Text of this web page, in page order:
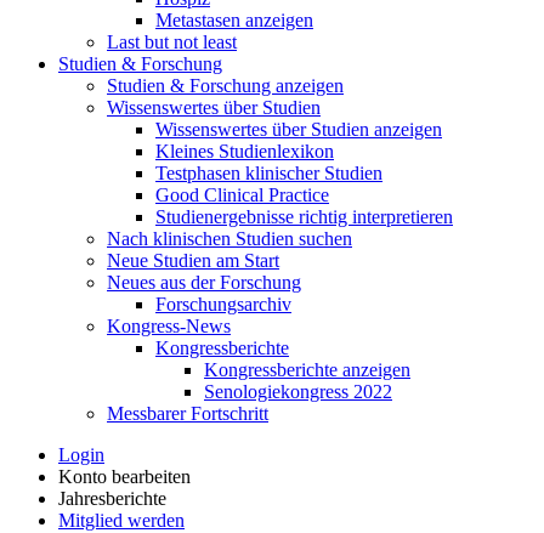
Metastasen anzeigen
Last but not least
Studien & Forschung
Studien & Forschung anzeigen
Wissenswertes über Studien
Wissenswertes über Studien anzeigen
Kleines Studienlexikon
Testphasen klinischer Studien
Good Clinical Practice
Studienergebnisse richtig interpretieren
Nach klinischen Studien suchen
Neue Studien am Start
Neues aus der Forschung
Forschungsarchiv
Kongress-News
Kongressberichte
Kongressberichte anzeigen
Senologiekongress 2022
Messbarer Fortschritt
Login
Konto bearbeiten
Jahresberichte
Mitglied werden